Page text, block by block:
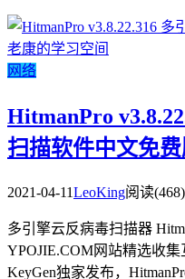
网络
HitmanPro
扫描软件中文免
2021-04-11LeoKing阅读(468)
多引擎云反病毒扫描器
YPOJIE.COM网站精选收集
KeyGen独家发布，